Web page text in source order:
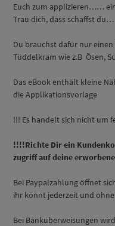
Euch zum applizieren……
Trau dich, dass schaffst du…
Du brauchst dafür nur
Tüddelkram wie z.B Ösen,
Das eBook enthält kleine
die Applikationsvorlage
!!! Es handelt sich nicht um
!!!!Richte Dir ein
zugriff auf deine
Bei Paypalzahlung öffnet
ihr könnt jederzeit und
Bei Banküberweisungen